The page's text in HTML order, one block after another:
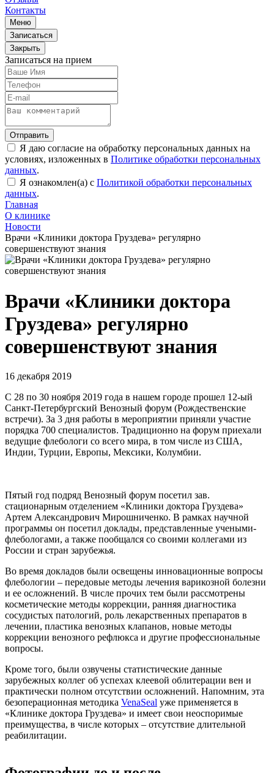
Контакты
Меню
Записаться
Закрыть
Записаться на прием
Отправить
Я даю согласие на обработку персональных данных на
условиях, изложенных в Политике обработки персональных
данных.
Я ознакомлен(а) с Политикой обработки персональных
данных.
Главная
О клинике
Новости
Врачи «Клиники доктора Груздева» регулярно
совершенствуют знания
Врачи «Клиники доктора
Груздева» регулярно
совершенствуют знания
16 декабря 2019
С 28 по 30 ноября 2019 года в нашем городе прошел 12-ый
Санкт-Петербургский Венозный форум (Рождественские
встречи). За 3 дня работы в мероприятии приняли участие
порядка 700 специалистов. Традиционно на форум приехали
ведущие флебологи со всего мира, в том числе из США,
Индии, Турции, Европы, Мексики, Колумбии.
Пятый год подряд Венозный форум посетил зав.
стационарным отделением «Клиники доктора Груздева»
Артем Александрович Мирошниченко. В рамках научной
программы он посетил доклады, представленные учеными-
флебологами, а также пообщался со своими коллегами из
России и стран зарубежья.
Во время докладов были освещены инновационные вопросы
флебологии – передовые методы лечения варикозной болезни
и ее осложнений. В числе прочих тем были рассмотрены
косметические методы коррекции, ранняя диагностика
сосудистых патологий, роль лекарственных препаратов в
лечении, пластика венозных клапанов, новые методы
коррекции венозного рефлюкса и другие профессиональные
вопросы.
Кроме того, были озвучены статистические данные
зарубежных коллег об успехах клеевой облитерации вен и
практически полном отсутствии осложнений. Напомним, эта
безоперационная методика VenaSeal уже применяется в
«Клинике доктора Груздева» и имеет свои неоспоримые
преимущества, в числе которых – отсутствие длительной
реабилитации.